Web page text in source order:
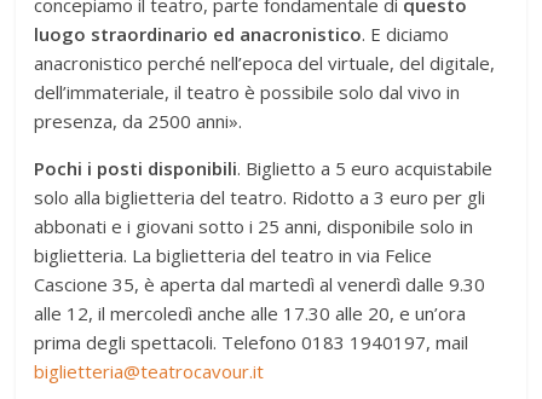
luogo straordinario ed anacronistico. E diciamo
anacronistico perché nell’epoca del virtuale, del digitale,
dell’immateriale, il teatro è possibile solo dal vivo in
presenza, da 2500 anni».
Pochi i posti disponibili. Biglietto a 5 euro acquistabile
solo alla biglietteria del teatro. Ridotto a 3 euro per gli
abbonati e i giovani sotto i 25 anni, disponibile solo in
biglietteria. La biglietteria del teatro in via Felice
Cascione 35, è aperta dal martedì al venerdì dalle 9.30
alle 12, il mercoledì anche alle 17.30 alle 20, e un’ora
prima degli spettacoli. Telefono 0183 1940197, mail
biglietteria@teatrocavour.it